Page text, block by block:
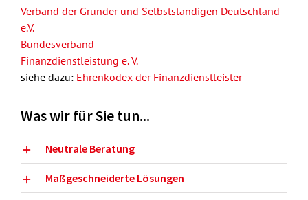
Verband der Gründer und Selbstständigen Deutschland
e.V.
Bundesverband
Finanzdienstleistung e. V.
siehe dazu: Ehrenkodex der Finanzdienstleister
Was wir für Sie tun...
Neutrale Beratung
Maßgeschneiderte Lösungen